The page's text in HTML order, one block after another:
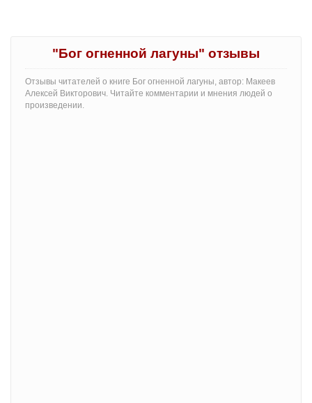
"Бог огненной лагуны" отзывы
Отзывы читателей о книге Бог огненной лагуны, автор: Макеев
Алексей Викторович. Читайте комментарии и мнения людей о
произведении.